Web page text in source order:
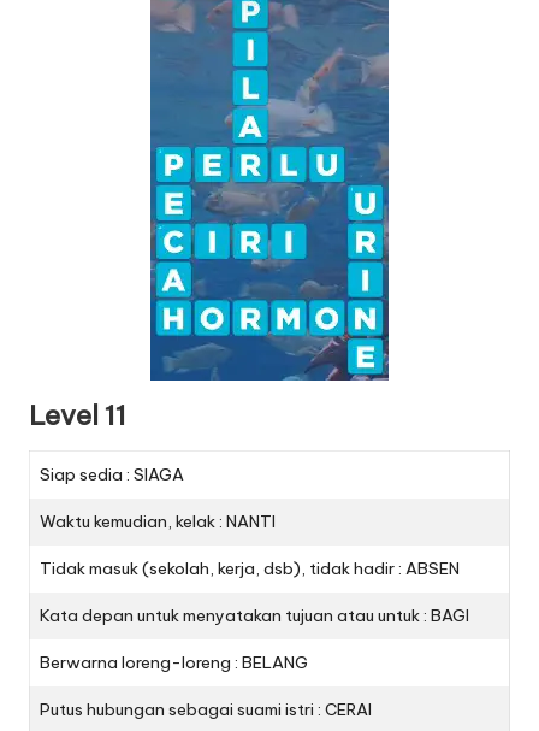
Level 11
Siap sedia : SIAGA
Waktu kemudian, kelak : NANTI
Tidak masuk (sekolah, kerja, dsb), tidak hadir : ABSEN
Kata depan untuk menyatakan tujuan atau untuk : BAGI
Berwarna loreng-loreng : BELANG
Putus hubungan sebagai suami istri : CERAI